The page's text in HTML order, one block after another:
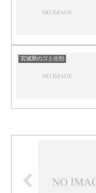
宮城県のゴミ分別